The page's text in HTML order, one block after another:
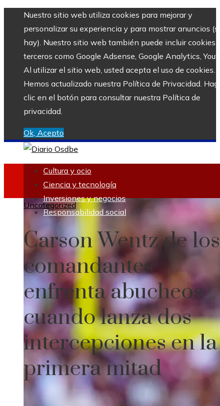
Nuestro sitio web utiliza cookies para mejorar y
personalizar su experiencia y para mostrar anuncios
hay). Nuestro sitio web también puede incluir cookies
terceros como Google Adsense, Google Analytics,
Al utilizar el sitio web, usted acepta el uso de cookies.
Hemos actualizado nuestra Política de Privacidad.
clic en el botón para consultar nuestra Política de
privacidad.
Ok, Acepto
Cultura y ocio
Ciencia y tecnología
Inversiones y negocios
Responsabilidad social
Uncategorized
Carson Wentz de los
comandantes
enfrenta abucheos
cuando lanza dos
intercepciones en la
primera mitad